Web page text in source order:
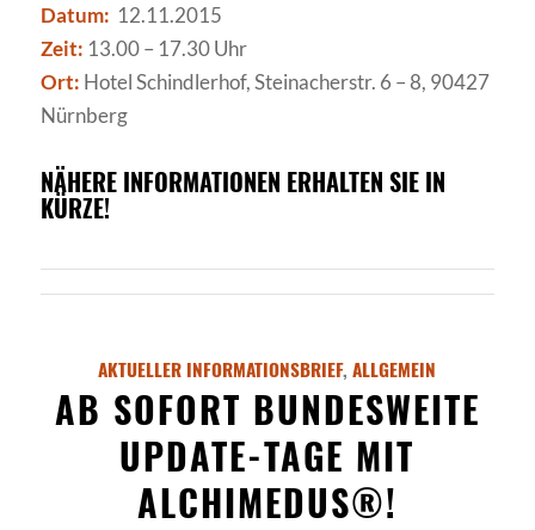
Datum: 12.11.2015
Zeit: 13.00 – 17.30 Uhr
Ort: Hotel Schindlerhof, Steinacherstr. 6 – 8, 90427
Nürnberg
NÄHERE INFORMATIONEN ERHALTEN SIE IN
KÜRZE!
AKTUELLER INFORMATIONSBRIEF,ALLGEMEIN
AB SOFORT BUNDESWEITE
UPDATE-TAGE MIT
ALCHIMEDUS®!